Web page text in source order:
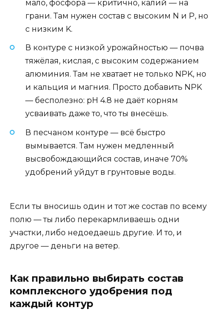
мало, фосфора — критично, калий — на
грани. Там нужен состав с высоким N и P, но
с низким K.
В контуре с низкой урожайностью — почва
тяжёлая, кислая, с высоким содержанием
алюминия. Там не хватает не только NPK, но
и кальция и магния. Просто добавить NPK
— бесполезно: pH 4.8 не даёт корням
усваивать даже то, что ты внесёшь.
В песчаном контуре — всё быстро
вымывается. Там нужен медленный
высвобождающийся состав, иначе 70%
удобрений уйдут в грунтовые воды.
Если ты вносишь один и тот же состав по всему
полю — ты либо перекармливаешь одни
участки, либо недоедаешь другие. И то, и
другое — деньги на ветер.
Как правильно выбирать состав
комплексного удобрения под
каждый контур